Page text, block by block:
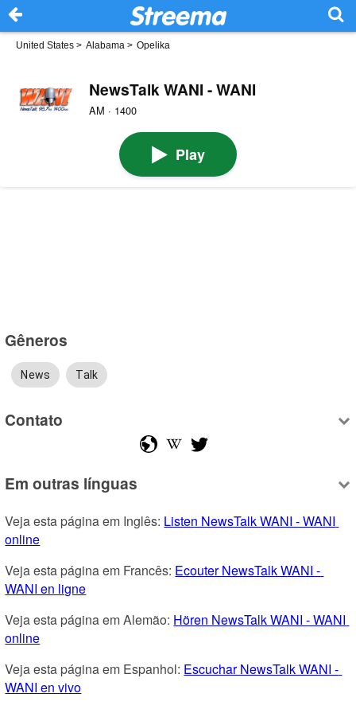
United States > Alabama > Opelika
NewsTalk WANI - WANI
AM · 1400
Play
Gêneros
News Talk
Contato
Em outras línguas
Veja esta página em Inglês: Listen NewsTalk WANI - WANI
online
Veja esta página em Francês: Ecouter NewsTalk WANI -
WANI en ligne
Veja esta página em Alemão: Hören NewsTalk WANI - WANI
online
Veja esta página em Espanhol: Escuchar NewsTalk WANI -
WANI en vivo